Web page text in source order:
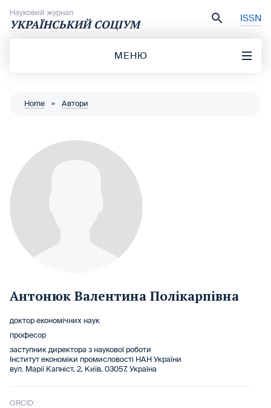
Науковий журнал
УКРАЇНСЬКИЙ СОЦІУМ ISSN
МЕНЮ
Home » Автори
Антонюк Валентина Полікарпівна
доктор економічних наук
професор
заступник директора з наукової роботи
Інститут економіки промисловості НАН України
вул. Марії Капніст, 2, Київ, 03057, Україна
ORCID: